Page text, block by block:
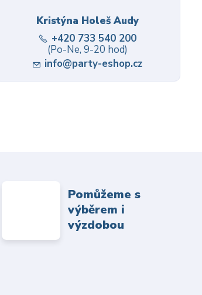
Kristýna Holeš Audy
+420 733 540 200
(Po-Ne, 9-20 hod)
info@party-eshop.cz
Pomůžeme s
výběrem i
výzdobou